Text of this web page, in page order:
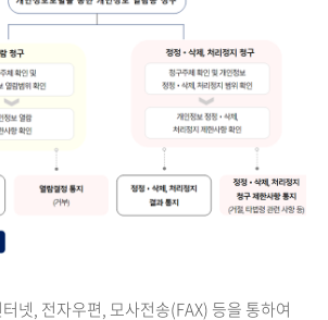
넷, 전자우편, 모사전송(FAX) 등을 통하여